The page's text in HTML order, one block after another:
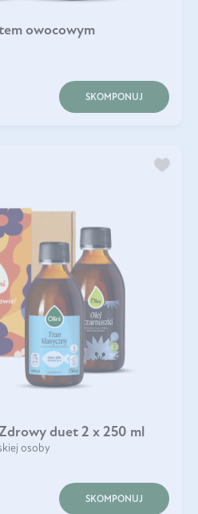
owocowym
SKOMPONUJ
duet 2 x 250 ml
osoby
SKOMPONUJ